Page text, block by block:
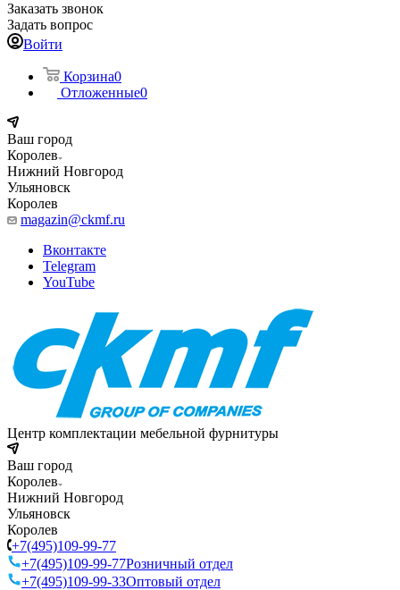
Заказать звонок
Задать вопрос
Войти
Корзина0
Отложенные0
Ваш город
Королев
Нижний Новгород
Ульяновск
Королев
magazin@ckmf.ru
Вконтакте
Telegram
YouTube
Центр комплектации мебельной фурнитуры
Ваш город
Королев
Нижний Новгород
Ульяновск
Королев
+7(495)109-99-77
+7(495)109-99-77Розничный отдел
+7(495)109-99-33Оптовый отдел